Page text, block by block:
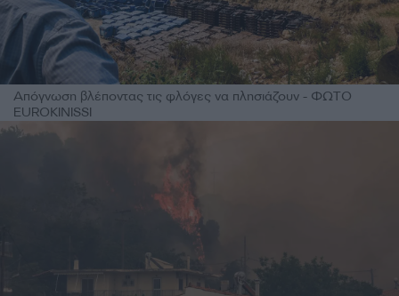
Απόγνωση βλέποντας τις φλόγες να πλησιάζουν - ΦΩΤΟ
EUROKINISSI